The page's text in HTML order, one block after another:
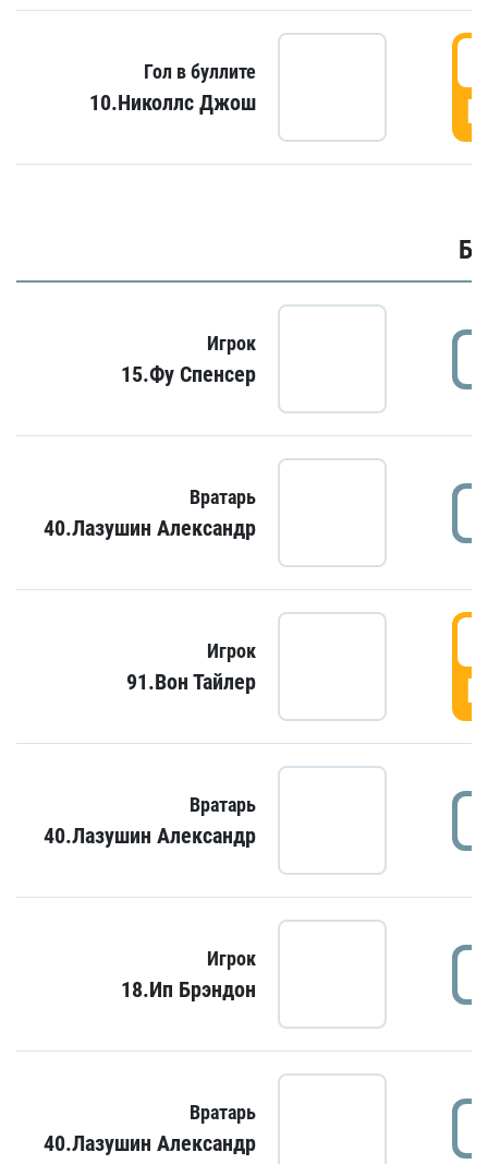
Гол в буллите
10.Николлс Джош
Игрок
15.Фу Спенсер
Вратарь
40.Лазушин Александр
Игрок
91.Вон Тайлер
Вратарь
40.Лазушин Александр
Игрок
18.Ип Брэндон
Вратарь
40.Лазушин Александр